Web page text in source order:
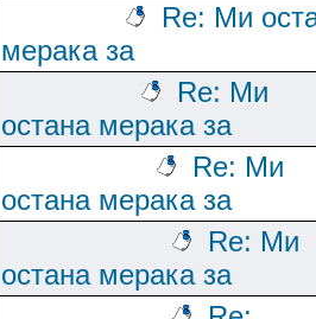
Re: Ми
мерака за
Re: Ми
остана мерака за
Re: Ми
остана мерака за
Re: Ми
остана мерака за